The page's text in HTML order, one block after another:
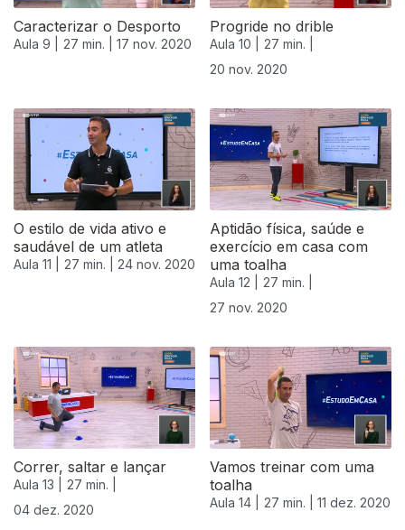
Caracterizar o Desporto
Aula 9 | 27 min. | 17 nov. 2020
Progride no drible
Aula 10 |
27 min. |
20 nov. 2020
O estilo de vida ativo e
saudável de um atleta
Aula 11 | 27 min. | 24 nov. 2020
Aptidão física, saúde e
exercício em casa com
uma toalha
Aula 12 |
27 min. |
27 nov. 2020
508862
Correr, saltar e lançar
Aula 13 |
27 min. |
04 dez. 2020
Vamos treinar com uma
toalha
Aula 14 | 27 min. | 11 dez. 2020